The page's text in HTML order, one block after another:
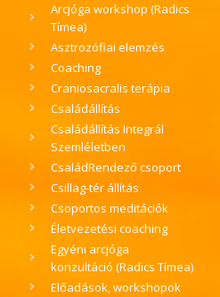
Arcjóga workshop (Radics
Tímea)
Asztrozófiai elemzés
Coaching
Craniosacralis terápia
Családállítás
Családállítás Integrál
Szemléletben
CsaládRendező csoport
Csillag-tér állítás
Csoportos meditációk
Életvezetési coaching
Egyéni arcjóga
konzultáció (Radics Tímea)
Előadások, workshopok